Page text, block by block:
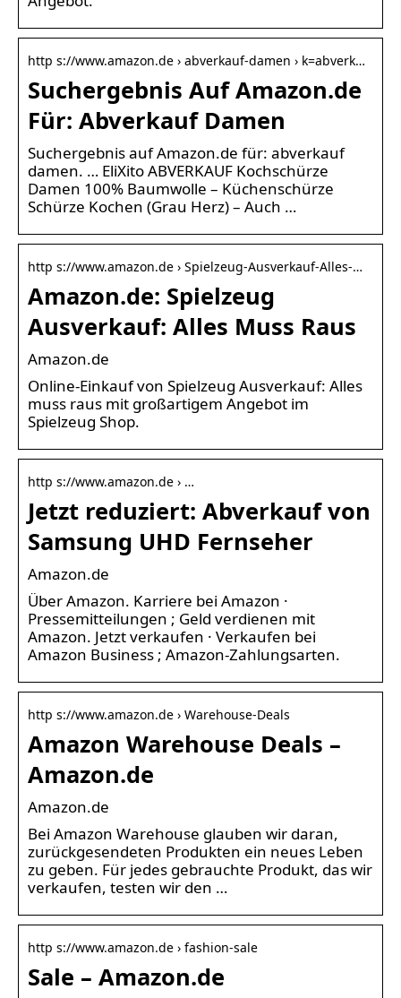
http s://www.amazon.de › abverkauf-damen › k=abverk…
Suchergebnis Auf Amazon.de
Für: Abverkauf Damen
Suchergebnis auf Amazon.de für: abverkauf
damen. … EliXito ABVERKAUF Kochschürze
Damen 100% Baumwolle – Küchenschürze
Schürze Kochen (Grau Herz) – Auch …
http s://www.amazon.de › Spielzeug-Ausverkauf-Alles-…
Amazon.de: Spielzeug
Ausverkauf: Alles Muss Raus
Amazon.de
Online-Einkauf von Spielzeug Ausverkauf: Alles
muss raus mit großartigem Angebot im
Spielzeug Shop.
http s://www.amazon.de › …
Jetzt reduziert: Abverkauf von
Samsung UHD Fernseher
Amazon.de
Über Amazon. Karriere bei Amazon ·
Pressemitteilungen ; Geld verdienen mit
Amazon. Jetzt verkaufen · Verkaufen bei
Amazon Business ; Amazon-Zahlungsarten.
http s://www.amazon.de › Warehouse-Deals
Amazon Warehouse Deals –
Amazon.de
Amazon.de
Bei Amazon Warehouse glauben wir daran,
zurückgesendeten Produkten ein neues Leben
zu geben. Für jedes gebrauchte Produkt, das wir
verkaufen, testen wir den …
http s://www.amazon.de › fashion-sale
Sale – Amazon.de